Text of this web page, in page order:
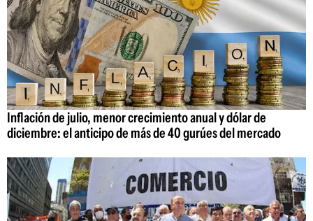
Inflación de julio, menor crecimiento anual y dólar de
diciembre: el anticipo de más de 40 gurúes del mercado